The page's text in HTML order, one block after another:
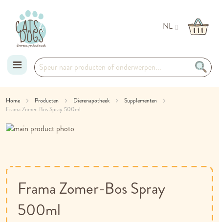
NL
naar
de
Home Producten Dierenapotheek
Supplementen
Frama Zomer-Bos Spray 500ml
Ga
van
de
afbeeldingen-
gallerij
begin
van
de
afbeeldingen-
gallerij
Frama Zomer-Bos Spray
500ml